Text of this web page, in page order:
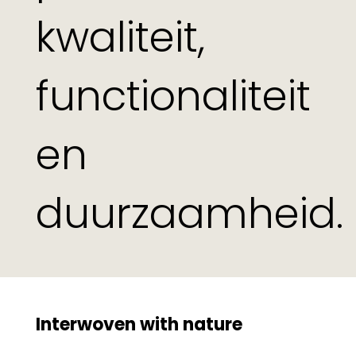
kwaliteit,
functionaliteit
en
duurzaamheid.
Interwoven with nature